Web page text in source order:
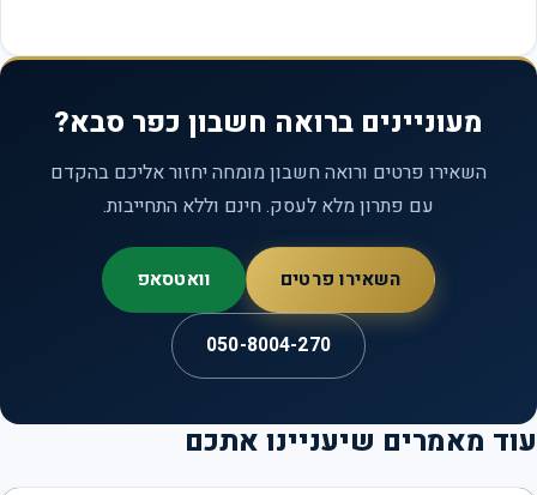
מעוניינים ברואה חשבון כפר סבא?
השאירו פרטים ורואה חשבון מומחה יחזור אליכם בהקדם
עם פתרון מלא לעסק. חינם וללא התחייבות.
השאירו פרטים וואטסאפ
050-8004-270
מאמרים שיעניינו אתכם